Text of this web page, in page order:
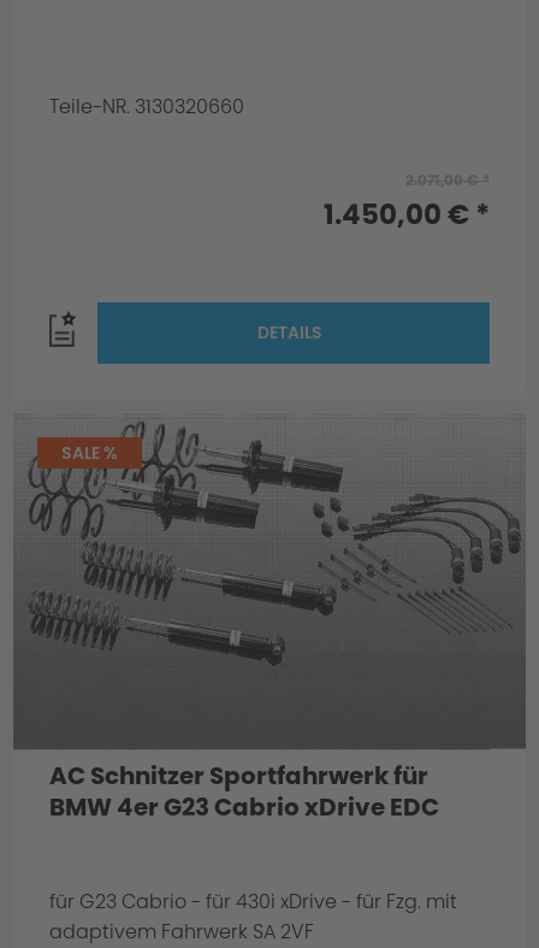
Teile-NR. 3130320660
1.450,00 € *
DETAILS
SALE %
AC Schnitzer Sportfahrwerk für
BMW 4er G23 Cabrio xDrive EDC
für G23 Cabrio - für 430i xDrive - für Fzg. mit
adaptivem Fahrwerk SA 2VF